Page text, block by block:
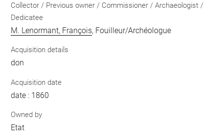
Collector / Previous owner / Commissioner / Archaeologist /
Dedicatee
M. Lenormant, François, Fouilleur/Archéologue
Acquisition details
don
Acquisition date
date : 1860
Owned by
Etat